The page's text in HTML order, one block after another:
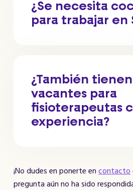
¿Se necesita
para trabajar en
¿También tienen
vacantes para
fisioterapeutas
experiencia?
¡No dudes en ponerte en contacto
pregunta aún no ha sido